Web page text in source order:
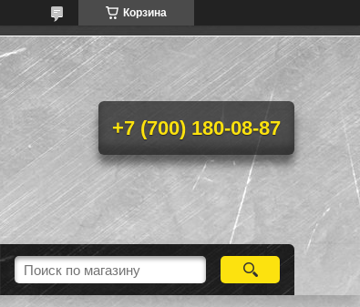
Корзина
+7 (700) 180-08-87